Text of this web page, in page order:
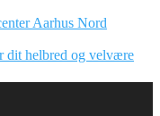
Aarhus Nord
dit helbred og velvære